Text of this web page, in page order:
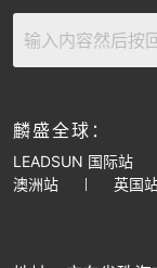
麟盛全球：
LEADSUN 国际站
澳洲站
英国